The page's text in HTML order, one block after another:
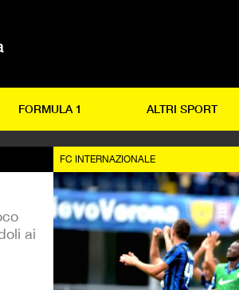
FORMULA 1 ALTRI SPORT
ai
FC INTERNAZIONALE